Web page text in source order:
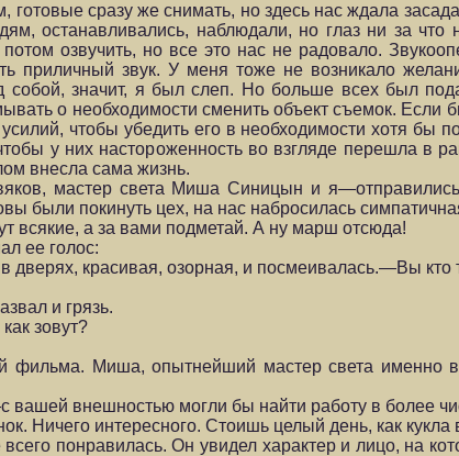
сразу же снимать, но здесь нас ждала
останавливались, наблюдали, но глаз ни за что
озвучить, но все это нас не радовало.
приличный звук. У меня тоже не возникало
собой, значит, я был слеп. Но больше всех был
о необходимости сменить объект съемок. Если
чтобы убедить его в необходимости хотя бы
у них настороженность во взгляде перешла в
внесла сама жизнь.
мастер света Миша Синицын и
были покинуть цех, на нас набросилась
всякие, а за вами подметай. А ну марш отсюда!
ее голос:
красивая, озорная, и посмеивалась.—Вы кто
и грязь.
зовут?
фильма. Миша, опытнейший мастер света именно
внешностью могли бы найти работу в более
Ничего интересного. Стоишь целый день, как кукла
понравилась. Он увидел характер и лицо, на